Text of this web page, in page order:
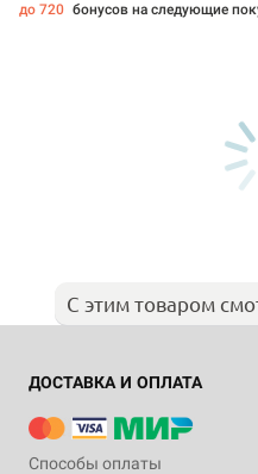
до 720 бонусов на следующие
С этим товаром
ДОСТАВКА И ОПЛАТА
Способы оплаты